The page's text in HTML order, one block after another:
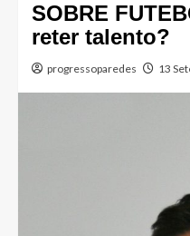
SOBRE
reter talento?
progressoparedes 13